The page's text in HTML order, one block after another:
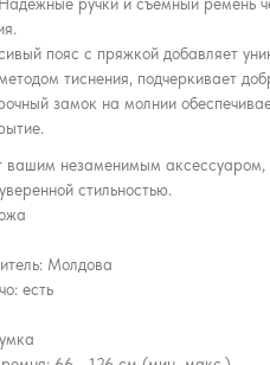
пояс с пряжкой добавляет
тиснения, подчеркивает
замок на молнии
вашим незаменимым
стильностью.
Молдова
есть